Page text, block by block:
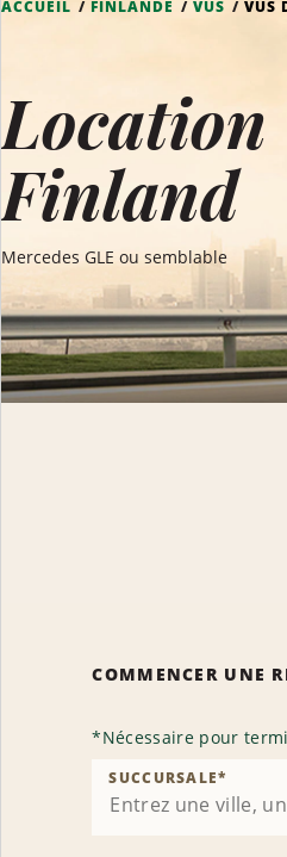
ACCUEIL FINLANDE VUS VUS
Location
Finland
Mercedes GLE ou semblable
COMMENCER UNE
*Nécessaire pour
SUCCURSALE*